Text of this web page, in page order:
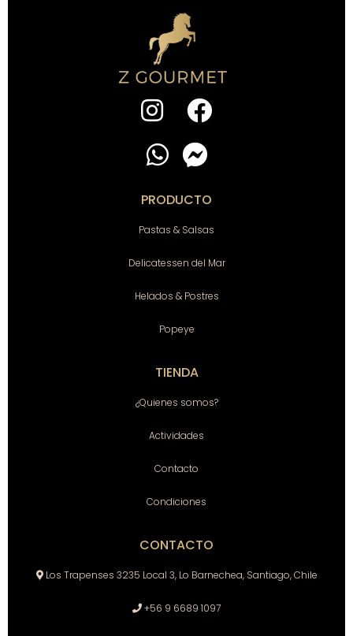
PRODUCTO
Pastas & Salsas
Delicatessen del Mar
Helados & Postres
Popeye
TIENDA
¿Quienes somos?
Actividades
Contacto
Condiciones
CONTACTO
Los Trapenses 3235 Local 3, Lo Barnechea, Santiago, Chile
+56 9 6689 1097